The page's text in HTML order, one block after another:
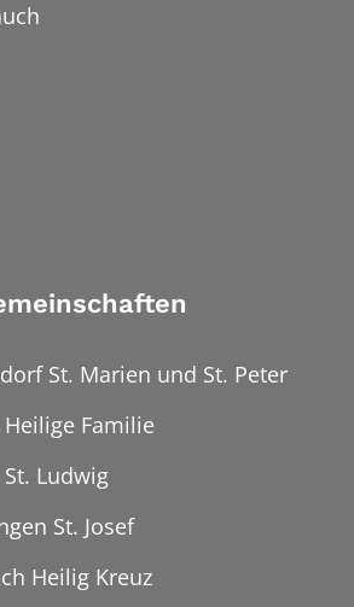
St. Marien und St. Peter
Familie
Ludwig
St. Josef
Heilig Kreuz